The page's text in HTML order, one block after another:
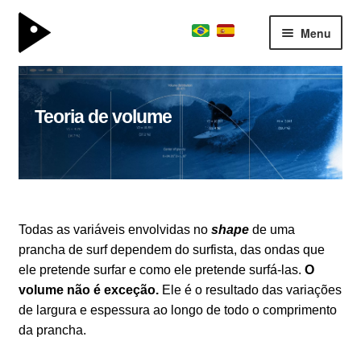
Menu
menu
kite division
boardschool
menu
elementos fundamentais
glossário do surf
história das pranchas
Teoria de volume
Todas as variáveis envolvidas no shape de uma
prancha de surf dependem do surfista, das ondas que
ele pretende surfar e como ele pretende surfá-las. O
volume não é exceção.Ele é o resultado das variações
de largura e espessura ao longo de todo o comprimento
da prancha.